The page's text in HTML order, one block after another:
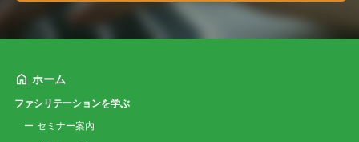
ホーム
ファシリテーションを学ぶ
セミナー案内